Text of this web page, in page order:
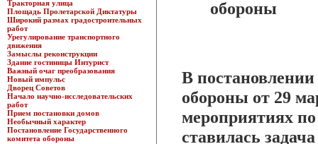
Тракторная улица
Площадь Пролетарской Диктатуры
Широкий размах градостроительных
работ
Урегулирование транспортного
движения
Замыслы реконструкции
Здание гостиницы Интурист
Важный очаг преобразования
Новый импульс
Дворец Советов
Начало научно-исследовательских
работ
Прием постановки домов
Необычный характер
Постановление Государственного
комитета обороны
обороны
В постановлении
обороны от 29
мероприятиях
ставилась